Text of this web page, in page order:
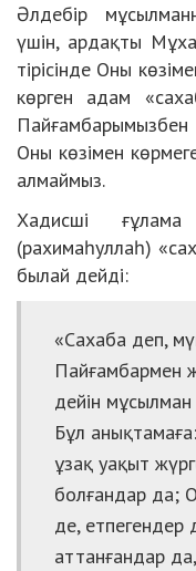
Әлдебір
үшін, ардақты
тірісінде Оны
көрген адам
Оны көзімен
алмаймыз.
Хадисші
(рахимаһуллаһ)
былай дейді:
«Сахаба деп,
Пайғамбармен
дейін мұсылман
Бұл
ұзақ уақыт
болғандар да;
де,
аттанғандар